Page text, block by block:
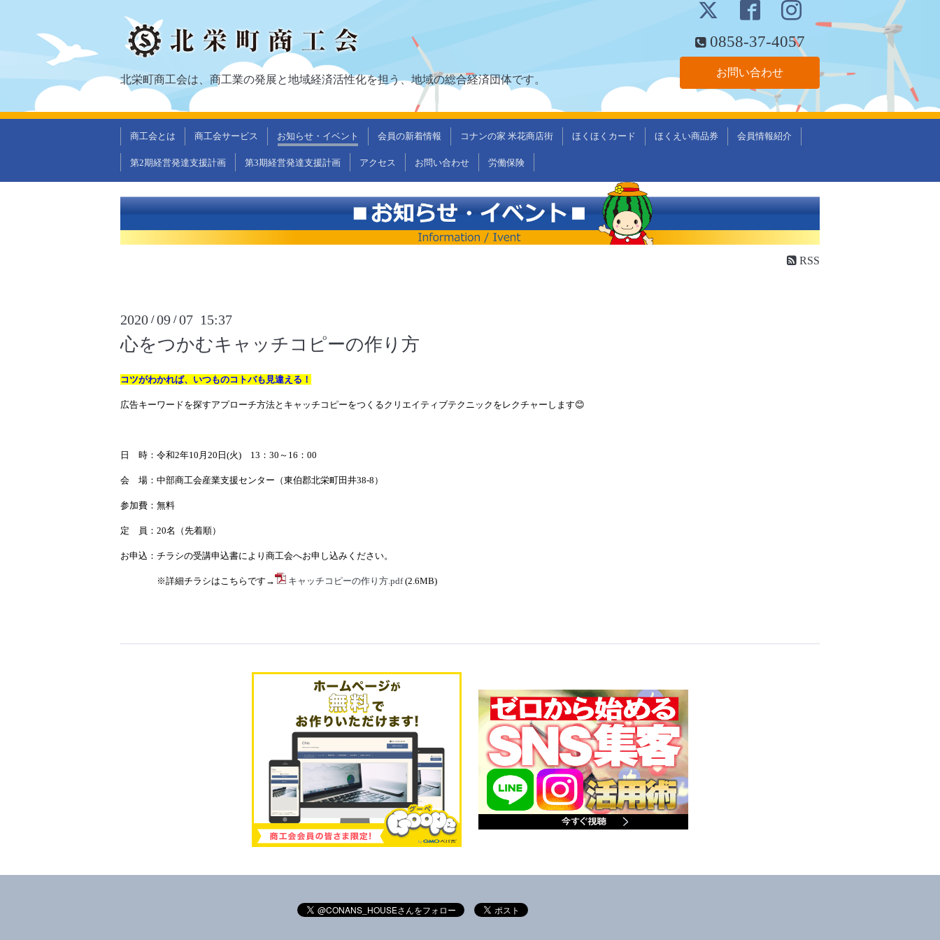
北栄町商工会は、商工業の発展と地域経済活性化を担う、地域の総合経済団体です。
0858-37-4057
お問い合わせ
商工会とは 商工会サービス お知らせ・イベント 会員の新着情報 コナンの家 米花商店街 ほくほくカード ほくえい商品券 会員情報紹介
第2期経営発達支援計画 第3期経営発達支援計画 アクセス お問い合わせ 労働保険
RSS
2020 /09 /07 15:37
心をつかむキャッチコピーの作り方
コツがわかれば、いつものコトバも見違える！
広告キーワードを探すアプローチ方法とキャッチコピーをつくるクリエイティブテクニックをレクチャーします😊
日 時：令和2年10月20日(火) 13：30～16：00
会 場：中部商工会産業支援センター（東伯郡北栄町田井38-8）
参加費：無料
定 員：20名（先着順）
お申込：チラシの受講申込書により商工会へお申し込みください。
※詳細チラシはこちらです→ キャッチコピーの作り方.pdf (2.6MB)